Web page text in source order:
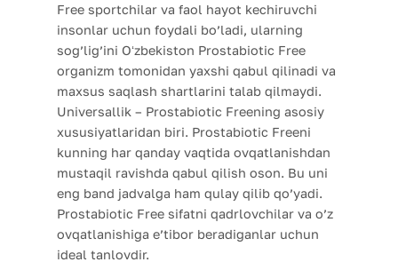
Free sportchilar va faol hayot kechiruvchi
insonlar uchun foydali bo’ladi, ularning
sog’lig’ini Oʻzbekiston Prostabiotic Free
organizm tomonidan yaxshi qabul qilinadi va
maxsus saqlash shartlarini talab qilmaydi.
Universallik – Prostabiotic Freening asosiy
xususiyatlaridan biri. Prostabiotic Freeni
kunning har qanday vaqtida ovqatlanishdan
mustaqil ravishda qabul qilish oson. Bu uni
eng band jadvalga ham qulay qilib qo’yadi.
Prostabiotic Free sifatni qadrlovchilar va o’z
ovqatlanishiga e’tibor beradiganlar uchun
ideal tanlovdir.